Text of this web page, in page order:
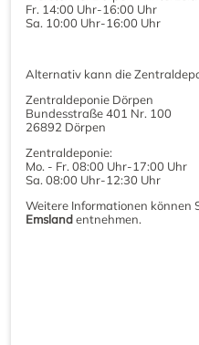
Fr. 14:00 Uhr-16:00 Uhr
Sa. 10:00 Uhr-16:00 Uhr
Alternativ kann die
Zentraldeponie Dörpen
Bundesstraße 401 Nr. 100
26892 Dörpen
Zentraldeponie:
Mo. - Fr. 08:00 Uhr-17:00 Uhr
Sa. 08:00 Uhr-12:30 Uhr
Weitere Informationen können
Emslandentnehmen.